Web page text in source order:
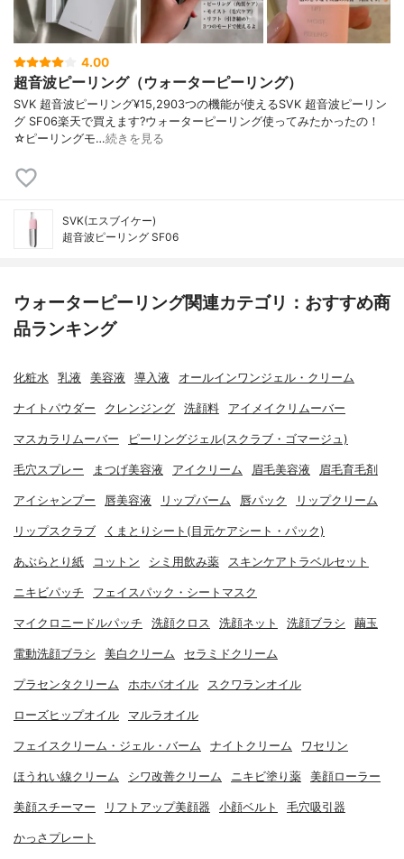
4.00
超音波ピーリング（ウォーターピーリング）
SVK 超音波ピーリング¥15,2903つの機能が使えるSVK 超音波ピーリン
グ SF06楽天で買えます?ウォーターピーリング使ってみたかったの！
☆ピーリングモ…続きを見る
SVK(エスブイケー)
超音波ピーリング SF06
ウォーターピーリング関連カテゴリ：おすすめ商
品ランキング
化粧水 乳液 美容液 導入液 オールインワンジェル・クリーム
ナイトパウダー クレンジング 洗顔料 アイメイクリムーバー
マスカラリムーバー ピーリングジェル(スクラブ・ゴマージュ)
毛穴スプレー まつげ美容液 アイクリーム 眉毛美容液 眉毛育毛剤
アイシャンプー 唇美容液 リップバーム 唇パック リップクリーム
リップスクラブ くまとりシート(目元ケアシート・パック)
あぶらとり紙 コットン シミ用飲み薬 スキンケアトラベルセット
ニキビパッチ フェイスパック・シートマスク
マイクロニードルパッチ 洗顔クロス 洗顔ネット 洗顔ブラシ 繭玉
電動洗顔ブラシ 美白クリーム セラミドクリーム
プラセンタクリーム ホホバオイル スクワランオイル
ローズヒップオイル マルラオイル
フェイスクリーム・ジェル・バーム ナイトクリーム ワセリン
ほうれい線クリーム シワ改善クリーム ニキビ塗り薬 美顔ローラー
美顔スチーマー リフトアップ美顔器 小顔ベルト 毛穴吸引器
かっさプレート